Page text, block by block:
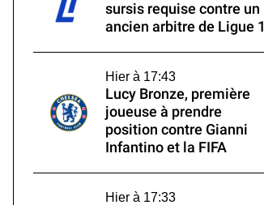
sursis requise contre un
ancien arbitre de Ligue 1
Hier à 17:43
Lucy Bronze, première
joueuse à prendre
position contre Gianni
Infantino et la FIFA
Hier à 17:33